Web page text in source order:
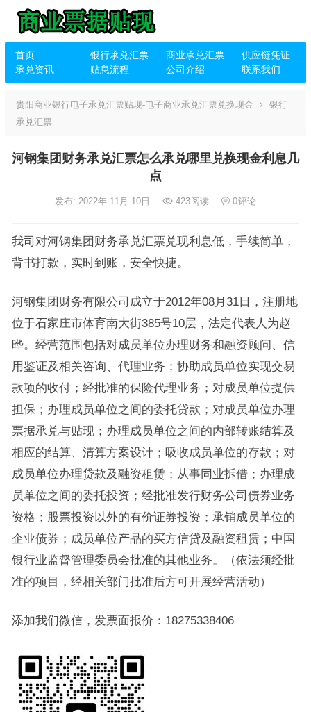
首页 银行承兑汇票 商业承兑汇票
供应链凭证
承兑资讯
贴息流程 公司介绍 联系我们
贵阳商业银行电子承兑汇票贴现-电子商业承兑汇票兑换现金
银行
承兑汇票
河钢集团财务承兑汇票怎么承兑哪里兑换现金利息几
点
发布: 2022年 11月 10日 423阅读 0评论
我司对河钢集团财务承兑汇票兑现利息低，手续简单，
背书打款，实时到账，安全快捷。
河钢集团财务有限公司成立于2012年08月31日，注册地
位于石家庄市体育南大街385号10层，法定代表人为赵
晔。经营范围包括对成员单位办理财务和融资顾问、信
用鉴证及相关咨询、代理业务；协助成员单位实现交易
款项的收付；经批准的保险代理业务；对成员单位提供
担保；办理成员单位之间的委托贷款；对成员单位办理
票据承兑与贴现；办理成员单位之间的内部转账结算及
相应的结算、清算方案设计；吸收成员单位的存款；对
成员单位办理贷款及融资租赁；从事同业拆借；办理成
员单位之间的委托投资；经批准发行财务公司债券业务
资格；股票投资以外的有价证券投资；承销成员单位的
企业债券；成员单位产品的买方信贷及融资租赁；中国
银行业监督管理委员会批准的其他业务。（依法须经批
准的项目，经相关部门批准后方可开展经营活动）
添加我们微信，发票面报价：18275338406